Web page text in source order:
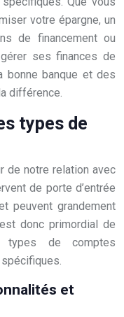
votre épargne, un
de financement ou
ses finances de
bonne banque et des
différence.
types de
de notre relation avec
de porte d’entrée
peuvent grandement
donc primordial de
types de comptes
et